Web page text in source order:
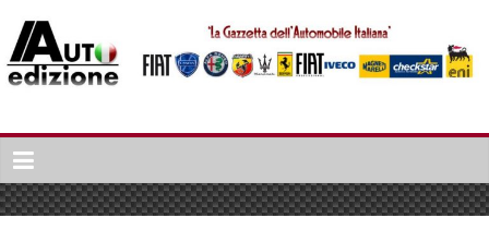
naar
inhoud
Auto
Edizione
La
Gazetta